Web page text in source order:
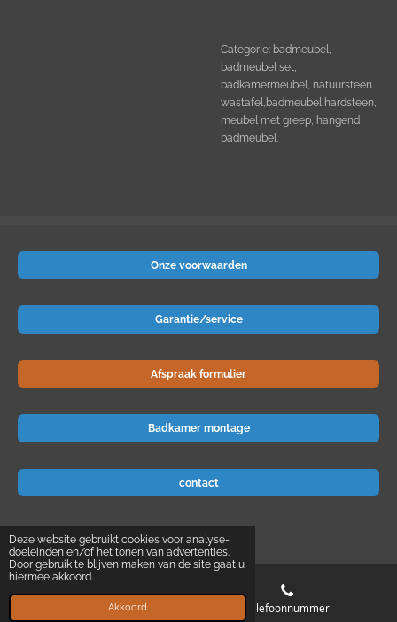
Deze website gebruikt cookies voor analyse-
doeleinden en/of het tonen van advertenties.
Door gebruik te blijven maken van de site gaat u
hiermee akkoord.
Akkoord
Categorie: badmeubel,
badmeubel set,
badkamermeubel, natuursteen
wastafel,badmeubel hardsteen,
meubel met greep, hangend
badmeubel.
Onze voorwaarden
Garantie/service
Afspraak formulier
Badkamer montage
contact
E-mailadres Telefoonnummer